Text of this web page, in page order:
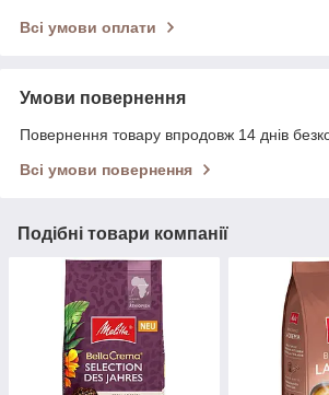
Всі умови оплати
Умови повернення
Повернення товару впродовж 14 днів
Всі умови повернення
Подібні товари компанії